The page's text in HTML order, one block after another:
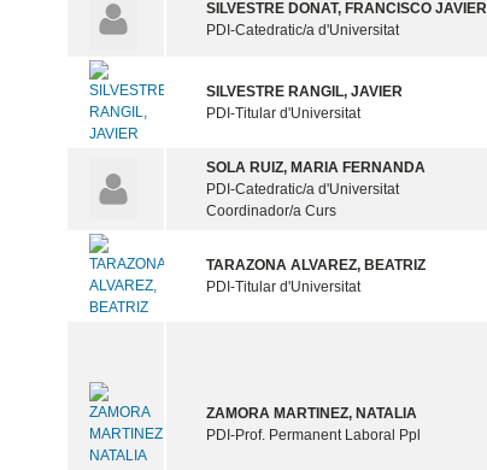
SILVESTRE DONAT, FRANCISCO JAVIER
PDI-Catedratic/a d'Universitat
SILVESTRE RANGIL, JAVIER
PDI-Titular d'Universitat
SOLA RUIZ, MARIA FERNANDA
PDI-Catedratic/a d'Universitat
Coordinador/a Curs
TARAZONA ALVAREZ, BEATRIZ
PDI-Titular d'Universitat
ZAMORA MARTINEZ, NATALIA
PDI-Prof. Permanent Laboral Ppl